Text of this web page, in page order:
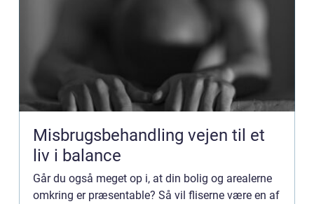
Misbrugsbehandling vejen til et
liv i balance
Går du også meget op i, at din bolig og arealerne
omkring er præsentable? Så vil fliserne være en af